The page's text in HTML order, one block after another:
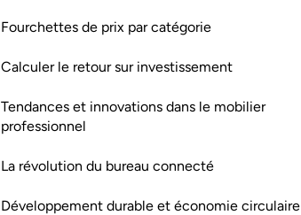
Fourchettes de prix par catégorie
Calculer le retour sur investissement
Tendances et innovations dans le mobilier
professionnel
La révolution du bureau connecté
Développement durable et économie circulaire